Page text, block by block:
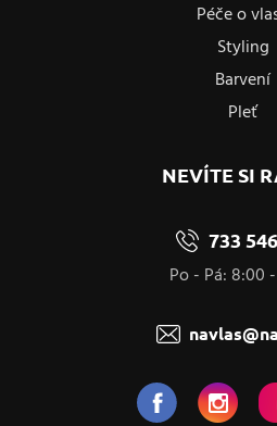
Péče o
Styling
Barvení
Pleť
NEVÍTE SI
733
Po - Pá: 8:00